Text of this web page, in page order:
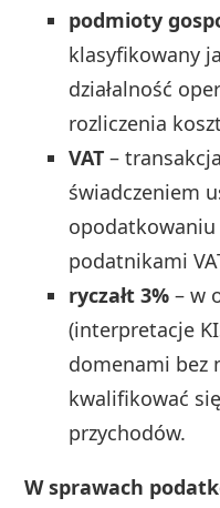
podmioty
klasyfikowany
działalność
rozliczenia
VAT –
świadczeniem
opodatkowaniu
podatnikami
ryczałt 3% – w
(interpretacje
domenami bez
kwalifikować
przychodów.
W sprawach